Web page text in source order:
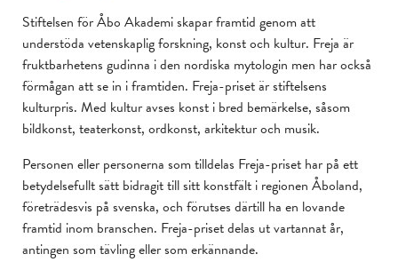
Stiftelsen för Åbo Akademi skapar framtid genom att
understöda vetenskaplig forskning, konst och kultur. Freja är
fruktbarhetens gudinna i den nordiska mytologin men har också
förmågan att se in i framtiden. Freja-priset är stiftelsens
kulturpris. Med kultur avses konst i bred bemärkelse, såsom
bildkonst, teaterkonst, ordkonst, arkitektur och musik.
Personen eller personerna som tilldelas Freja-priset har på ett
betydelsefullt sätt bidragit till sitt konstfält i regionen Åboland,
företrädesvis på svenska, och förutses därtill ha en lovande
framtid inom branschen. Freja-priset delas ut vartannat år,
antingen som tävling eller som erkännande.